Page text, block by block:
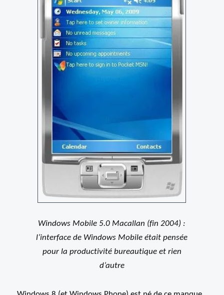
Windows Mobile 5.0 Macallan (fin 2004) :
l’interface de Windows Mobile était pensée
pour la productivité bureautique et rien
d’autre